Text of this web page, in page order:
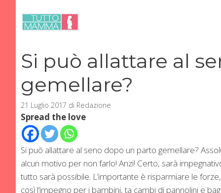
contenuto
Si può allattare al
gemellare?
21 Luglio 2017 di Redazione
Spread the love
Si può allattare al seno dopo un parto gemellare?
alcun motivo per non farlo! Anzi! Certo, sarà
tutto sarà possibile. L’importante è risparmiare le
così l’impegno per i bambini, ta cambi di pannolini e